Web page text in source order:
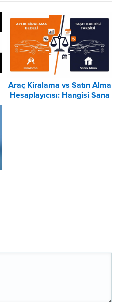
Araç Kiralama vs Satın Alma
Hesaplayıcısı: Hangisi Sana